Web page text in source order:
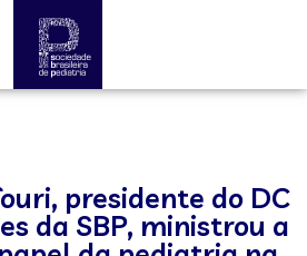
presidente do DC
da SBP, ministrou a